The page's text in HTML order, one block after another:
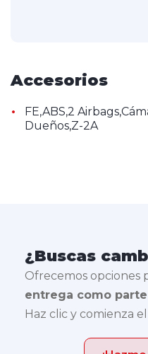
Accesorios
•
FE,ABS,2
Dueños,Z-2A
¿Buscas
Ofrecemos opciones
entrega como
Haz clic y comienza